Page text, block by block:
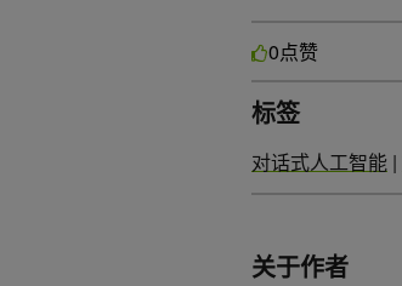
0点赞
标签
对话式人工智能 |
关于作者